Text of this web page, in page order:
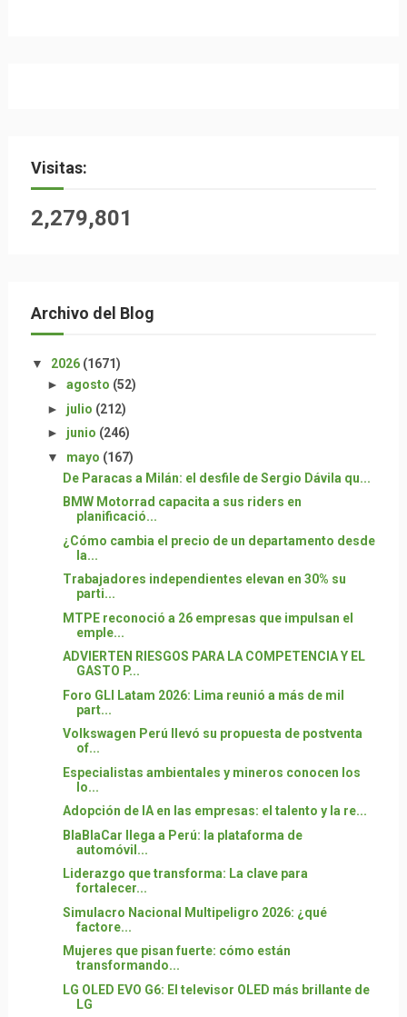
Visitas:
2,279,801
Archivo del Blog
▼ 2026 (1671)
► agosto (52)
► julio (212)
► junio (246)
▼ mayo (167)
De Paracas a Milán: el desfile de Sergio Dávila qu...
BMW Motorrad capacita a sus riders en
planificació...
¿Cómo cambia el precio de un departamento desde
la...
Trabajadores independientes elevan en 30% su
parti...
MTPE reconoció a 26 empresas que impulsan el
emple...
ADVIERTEN RIESGOS PARA LA COMPETENCIA Y EL
GASTO P...
Foro GLI Latam 2026: Lima reunió a más de mil
part...
Volkswagen Perú llevó su propuesta de postventa
of...
Especialistas ambientales y mineros conocen los
lo...
Adopción de IA en las empresas: el talento y la re...
BlaBlaCar llega a Perú: la plataforma de
automóvil...
Liderazgo que transforma: La clave para
fortalecer...
Simulacro Nacional Multipeligro 2026: ¿qué
factore...
Mujeres que pisan fuerte: cómo están
transformando...
LG OLED EVO G6: El televisor OLED más brillante de
LG